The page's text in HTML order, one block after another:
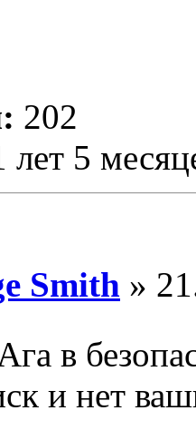
202
лет 5
Smith »
в
и нет